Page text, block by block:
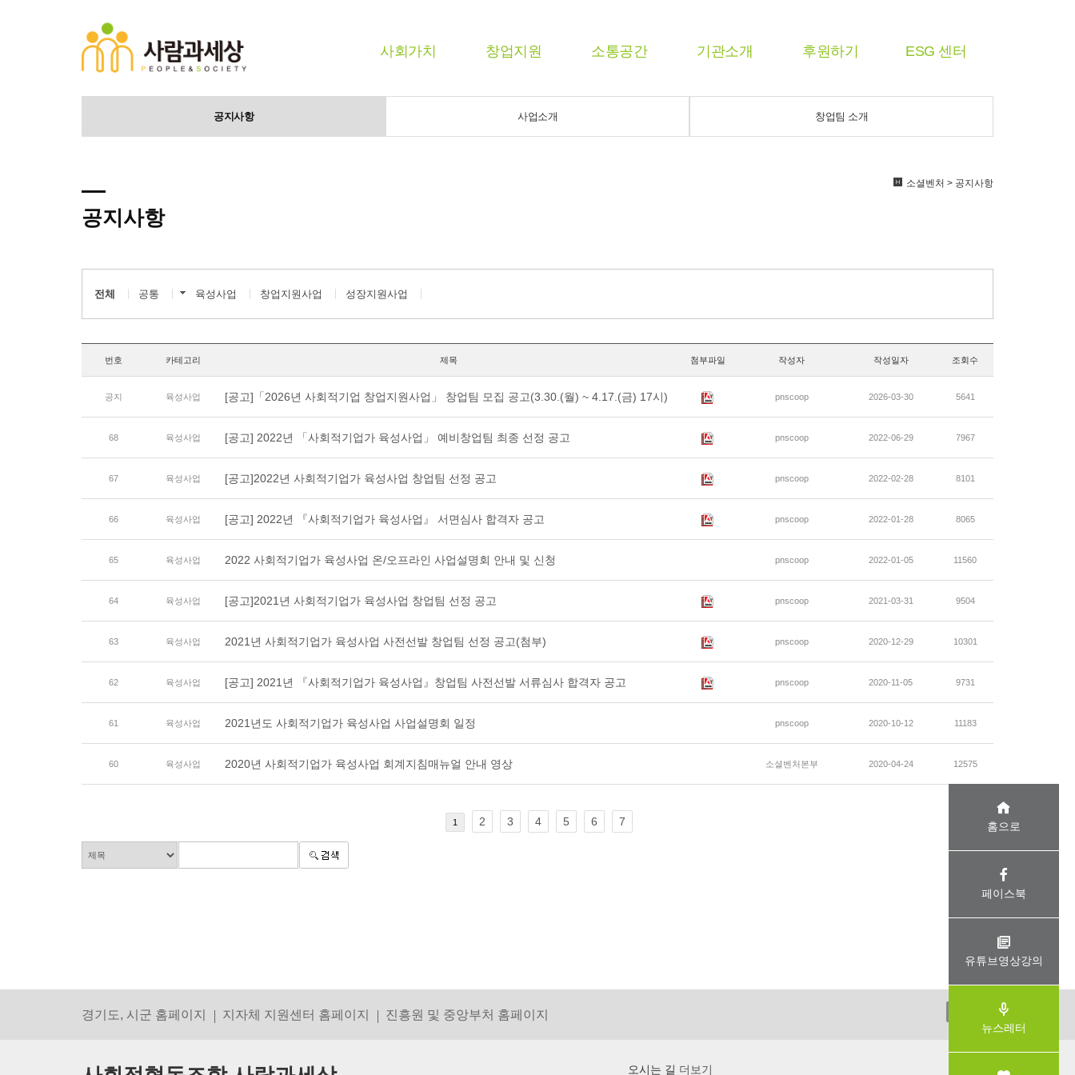
사회가치 창업지원 소통공간 기관소개 후원하기 ESG 센터
공지사항 사업소개 창업팀 소개
소셜벤처 > 공지사항
공지사항
전체 공통 육성사업 창업지원사업 성장지원사업
번호 카테고리 제목 첨부파일 작성자 작성일자 조회수
공지 육성사업 [공고]「2026년 사회적기업 창업지원사업」 창업팀 모집 공고(3.30.(월) ~ 4.17.(금) 17시) pnscoop 2026-03-30 5641
68 육성사업 [공고] 2022년 「사회적기업가 육성사업」 예비창업팀 최종 선정 공고 pnscoop 2022-06-29 7967
67 육성사업 [공고]2022년 사회적기업가 육성사업 창업팀 선정 공고 pnscoop 2022-02-28 8101
66 육성사업 [공고] 2022년 『사회적기업가 육성사업』 서면심사 합격자 공고 pnscoop 2022-01-28 8065
65 육성사업 2022 사회적기업가 육성사업 온/오프라인 사업설명회 안내 및 신청 pnscoop 2022-01-05 11560
64 육성사업 [공고]2021년 사회적기업가 육성사업 창업팀 선정 공고 pnscoop 2021-03-31 9504
63 육성사업 2021년 사회적기업가 육성사업 사전선발 창업팀 선정 공고(첨부) pnscoop 2020-12-29 10301
62 육성사업 [공고] 2021년 『사회적기업가 육성사업』창업팀 사전선발 서류심사 합격자 공고 pnscoop 2020-11-05 9731
61 육성사업 2021년도 사회적기업가 육성사업 사업설명회 일정 pnscoop 2020-10-12 11183
60 육성사업 2020년 사회적기업가 육성사업 회계지침매뉴얼 안내 영상 소셜벤처본부 2020-04-24 12575
1 2 3 4 5 6 7 홈으로
페이스북
유튜브영상강의
뉴스레터
경기도, 시군 홈페이지 지자체 지원센터 홈페이지 진흥원 및 중앙부처 홈페이지
오시는 길 더보기